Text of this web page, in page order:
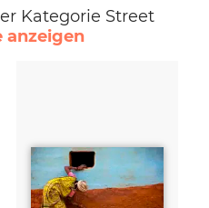
Kategorie Street
anzeigen